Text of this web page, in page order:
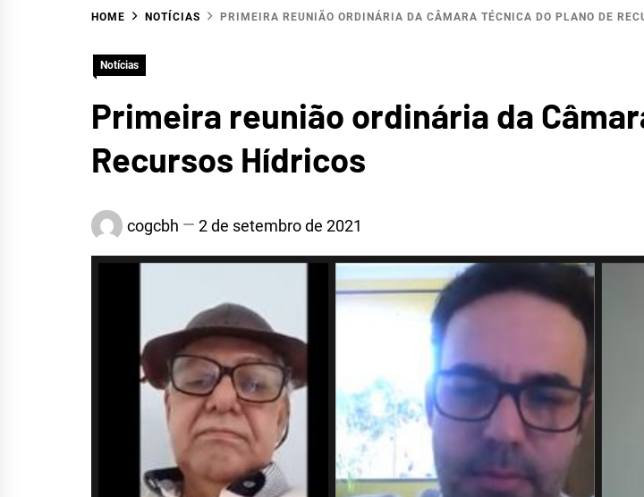
SERRA
HOME NOTÍCIAS PRIMEIRA REUNIÃO ORDINÁRIA DA CÂMARA TÉCNICA DO PLANO DE
Notícias
Primeira reunião ordinária da
Recursos Hídricos
cogcbh 2 de setembro de 2021